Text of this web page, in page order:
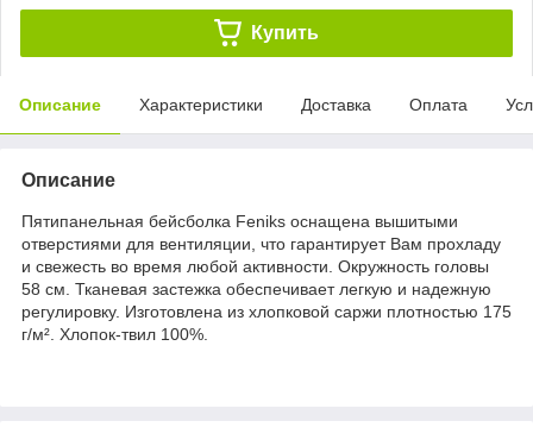
Купить
Описание Характеристики Доставка Оплата
Описание
Пятипанельная бейсболка Feniks оснащена вышитыми
отверстиями для вентиляции, что гарантирует Вам прохладу
и свежесть во время любой активности. Окружность головы
58 см. Тканевая застежка обеспечивает легкую и надежную
регулировку. Изготовлена из хлопковой саржи плотностью 175
г/м². Хлопок-твил 100%.